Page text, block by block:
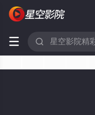
 